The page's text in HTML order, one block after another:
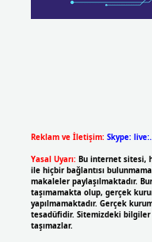
Reklam ve İletişim: Skype:
Yasal Uyarı: Bu internet sitesi,
ile hiçbir bağlantısı
makaleler paylaşılmaktadır.
taşımamakta olup, gerçek
yapılmamaktadır. Gerçek
tesadüfidir. Sitemizdeki
taşımazlar.